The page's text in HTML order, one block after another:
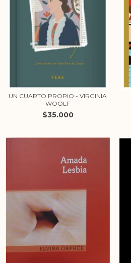
UN CUARTO PROPIO - VIRGINIA
WOOLF
$35.000